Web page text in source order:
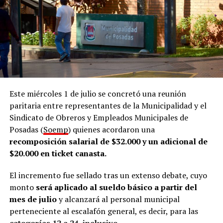
“Estamos hablando de querecibimos más de mil
personas por mesy, actualmente, trabajamos con unas
25 empresas por mes”, remarcó.
Acompañamiento
El director comentó que la Oficina de Empleo funciona
dentro de la Dirección de Empleo y Formación, que
también nuclea a la Oficina de Datos de la Municipalidad
de posadeña. En ese marco, señaló que el área desarrolla
tres líneas de trabajo.
De acuerdo con lo que contó Abrazian aLVM, la primera
línea de trabajo es laintermediación laboral
consiste en acompañar a quienes buscan empleo y, al
mismo tiempo, asistir a las empresas en los procesos de
selección de personal.
“Conectar a las personas que están en búsqueda de
Este miércoles 1 de julio se concretó una reunión
paritaria entre representantes de la Municipalidad y el
Sindicato de Obreros y Empleados Municipales de
Posadas (Soemp) quienes acordaron una
recomposición salarial de $32.000 y un adicional de
$20.000 en ticket canasta.
El incremento fue sellado tras un extenso debate, cuyo
monto será aplicado al sueldo básico a partir del
mes de julioy alcanzará al personal municipal
perteneciente al escalafón general, es decir, para las